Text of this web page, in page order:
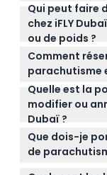
Vous
puis profiterez
tunnel de vent
personnel.
vol sont inclus
mémorable.
Qui peut faire
chez iFLY
ou de poids ?
Le
personne
casque
s'appliquent :
moins de 180
plus grand ;
limites.
Comment
parachutisme
La réservation
ligne via ce
et heure
sécuriser votre
Quelle est la
modifier ou
Dubaï ?
Annulez au
pour un
frais de
Que dois-je
de
Portez des